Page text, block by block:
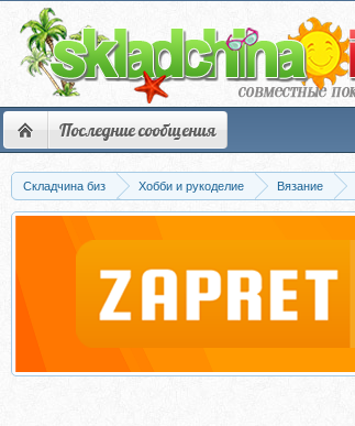
Последние сообщения
Складчина биз Хобби и рукоделие Вязание